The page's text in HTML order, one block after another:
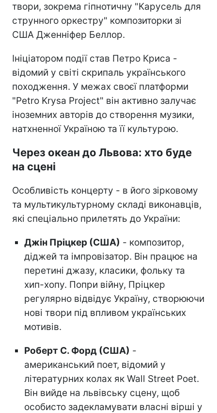
твори, зокрема гіпнотичну "Карусель для
струнного оркестру" композиторки зі
США Дженніфер Беллор.
Ініціатором події став Петро Криса -
відомий у світі скрипаль українського
походження. У межах своєї платформи
"Petro Krysa Project" він активно залучає
іноземних авторів до створення музики,
натхненної Україною та її культурою.
Через океан до Львова: хто буде
на сцені
Особливість концерту - в його зірковому
та мультикультурному складі виконавців,
які спеціально прилетять до України:
Джін Пріцкер (США) - композитор,
діджей та імпровізатор. Він працює на
перетині джазу, класики, фольку та
хип-хопу. Попри війну, Пріцкер
регулярно відвідує Україну, створюючи
нові твори під впливом українських
мотивів.
Роберт С. Форд (США) -
американський поет, відомий у
літературних колах як Wall Street Poet.
Він вийде на львівську сцену, щоб
особисто задекламувати власні вірші у